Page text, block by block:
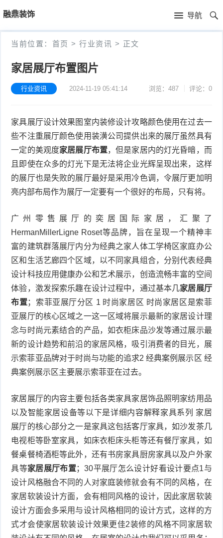
融鼎装饰 导航
首
页
首
当前位置： 首页 > 行业资讯 > 正文
家居展厅布置图片
行业资讯 2024-11-19 05:41:14 浏览：487 评论：0
家具展厅设计效果图室内装修设计攻略颜色使用在过去一
些不注重展厅颜色使用装潢公司提供出来的展厅虽然具有
一定的美观度家居展厅布置，但是家居内的灯光昏暗，而
且即使在众多的灯光下是无法将企业光辉呈现出来，这样
的展厅也是失败的展厅最好是采用冷色调，令展厅更加明
亮内部布局作为展厅一定要有一个很好的布局，只有将。
广州零售展厅的奕居国际家居，汇聚了
HermanMillerLigne Roset等品牌，旨在呈现一个精神丰
富的建筑群落展厅内分为经典之家人体工学椅区家庭办公
区和生活艺廊四个区域，以不同家具组合，分别代表经典
设计科技应用健康办公和艺术展示，创造流畅丰富的空间
体验，激发探索乐趣在设计过程中，通过基本几家居展厅
布置；索菲亚展厅分区 1 时尚家居区 时尚家居区是索菲
亚展厅的核心区域之一这一区域将展示最新的家居设计理
念与时尚元素结合的产品，如衣柜床品沙发等通过展示最
新的设计趋势和前沿的家居风格，吸引消费者的目光，展
示索菲亚品牌对于时尚与功能的追求2 经典案例展示区 经
典案例展示区主要展示索菲亚在过去。
家居展厅的内容主要包括各类家具家居饰品照明家纺用品
以及智能家居设备等以下是详细内容解释家具系列 家居
展厅的核心部分之一是家具这包括客厅家具，如沙发茶几
电视柜等卧室家具，如床衣柜床头柜等还有餐厅家具，如
餐桌餐椅酒柜等此外，还有书房家具厨房家具以及户外家
具等家居展厅布置；30平展厅怎么设计好看设计要点1与
设计风格融合不同的人对家庭装修就会有不同的风格，在
家居软装设计方面，会有相同风格的设计，因此家居软装
设计方面会多采用与设计风格相同的设计方式，这样的方
式才会使家居软装设计效果更佳2装修的风格不同家居软